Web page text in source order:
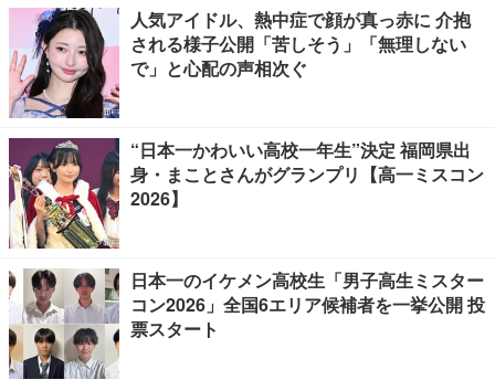
人気アイドル、熱中症で顔が真っ赤に 介抱
される様子公開「苦しそう」「無理しない
で」と心配の声相次ぐ
“日本一かわいい高校一年生”決定 福岡県出
身・まことさんがグランプリ【高一ミスコン
2026】
日本一のイケメン高校生「男子高生ミスター
コン2026」全国6エリア候補者を一挙公開 投
票スタート